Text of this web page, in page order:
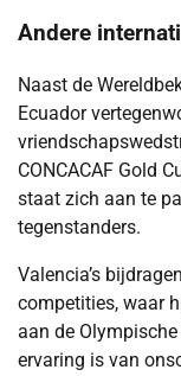
Andere
Naast de
Ecuador
CONCACAF Gold
staat zich aan te
tegenstanders.
Valencia’s
competities, waar
aan de
ervaring is van